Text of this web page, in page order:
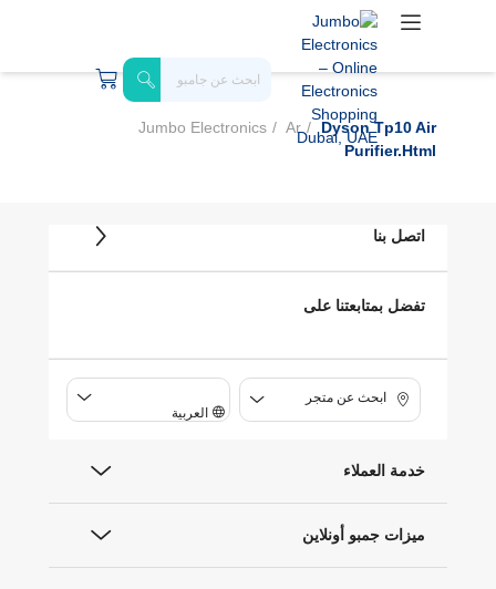
Jumbo Electronics Ar
Dyson Tp10 Air
Purifier.html
اتصل بنا
تفضل بمتابعتنا على
ابحث عن متجر
العربية
خدمة العملاء
ميزات جمبو أونلاين